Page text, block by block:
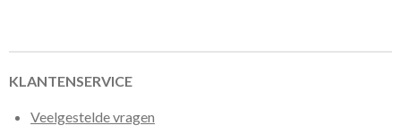
KLANTENSERVICE
Veelgestelde vragen